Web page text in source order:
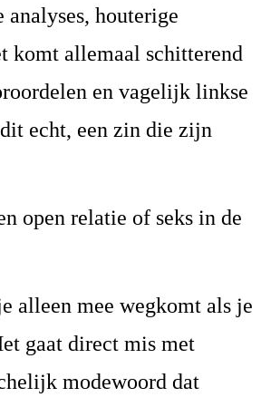
houterige
komt allemaal schitterend
en vagelijk linkse
echt, een zin die zijn
open relatie of seks in de
alleen mee wegkomt als je
gaat direct mis met
modewoord dat